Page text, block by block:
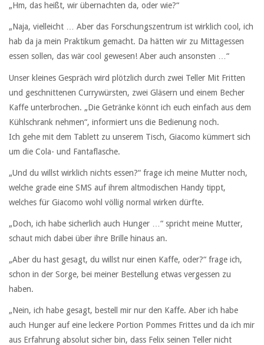
„Hm, das heißt, wir übernachten da, oder wie?“
„Naja, vielleicht … Aber das Forschungszentrum ist wirklich cool, ich
hab da ja mein Praktikum gemacht. Da hätten wir zu Mittagessen
essen sollen, das wär cool gewesen! Aber auch ansonsten …“
Unser kleines Gespräch wird plötzlich durch zwei Teller Mit Fritten
und geschnittenen Currywürsten, zwei Gläsern und einem Becher
Kaffe unterbrochen. „Die Getränke könnt ich euch einfach aus dem
Kühlschrank nehmen“, informiert uns die Bedienung noch.
Ich gehe mit dem Tablett zu unserem Tisch, Giacomo kümmert sich
um die Cola- und Fantaflasche.
„Und du willst wirklich nichts essen?“ frage ich meine Mutter noch,
welche grade eine SMS auf ihrem altmodischen Handy tippt,
welches für Giacomo wohl völlig normal wirken dürfte.
„Doch, ich habe sicherlich auch Hunger …“ spricht meine Mutter,
schaut mich dabei über ihre Brille hinaus an.
„Aber du hast gesagt, du willst nur einen Kaffe, oder?“ frage ich,
schon in der Sorge, bei meiner Bestellung etwas vergessen zu
haben.
„Nein, ich habe gesagt, bestell mir nur den Kaffe. Aber ich habe
auch Hunger auf eine leckere Portion Pommes Frittes und da ich mir
aus Erfahrung absolut sicher bin, dass Felix seinen Teller nicht